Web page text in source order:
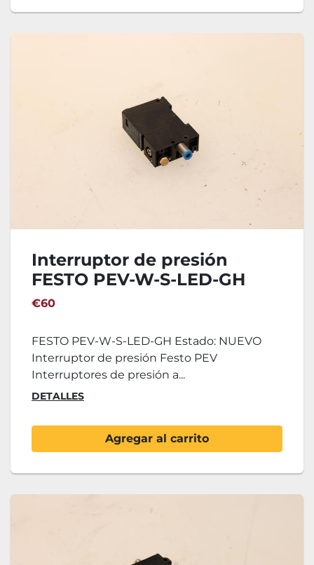
Interruptor de presión
FESTO PEV-W-S-LED-GH
€60
FESTO PEV-W-S-LED-GH Estado: NUEVO
Interruptor de presión Festo PEV
Interruptores de presión a...
DETALLES
Agregar al carrito